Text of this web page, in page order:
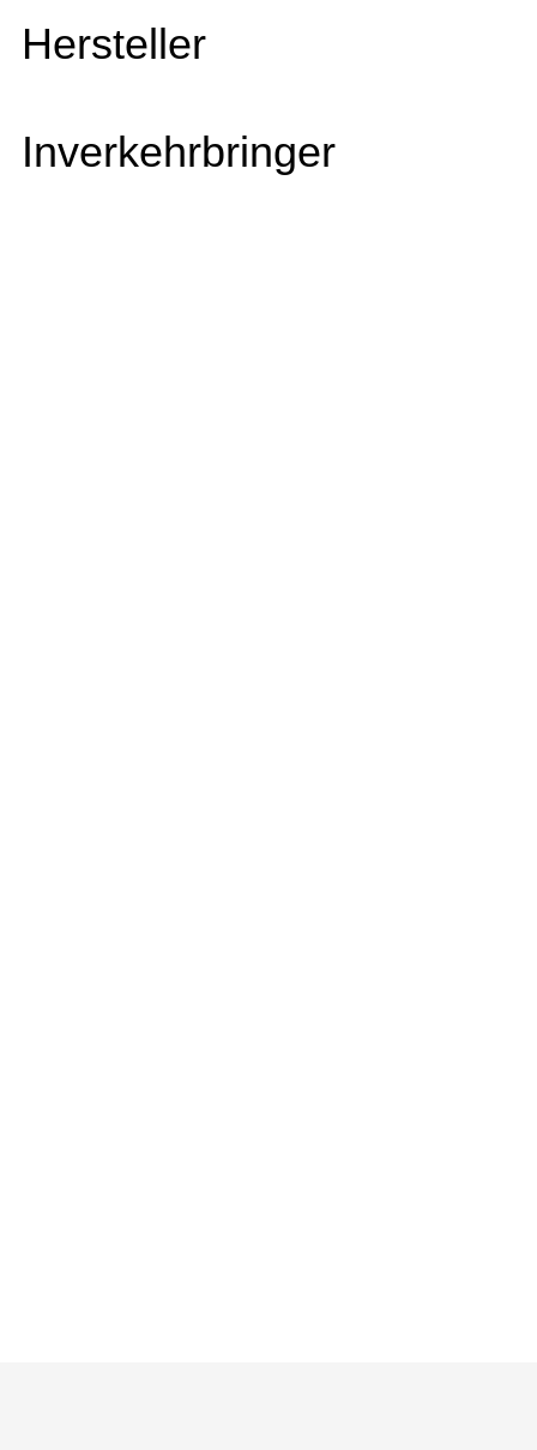
Hersteller
Inverkehrbringer